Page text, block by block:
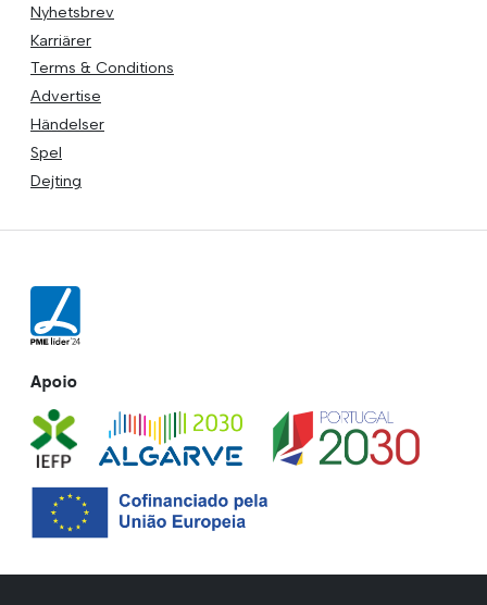
Nyhetsbrev
Karriärer
Terms & Conditions
Advertise
Händelser
Spel
Dejting
Apoio